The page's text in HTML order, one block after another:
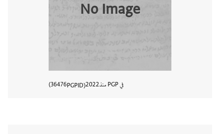
No Image
في PGP منذ 2022
PGPID
36476